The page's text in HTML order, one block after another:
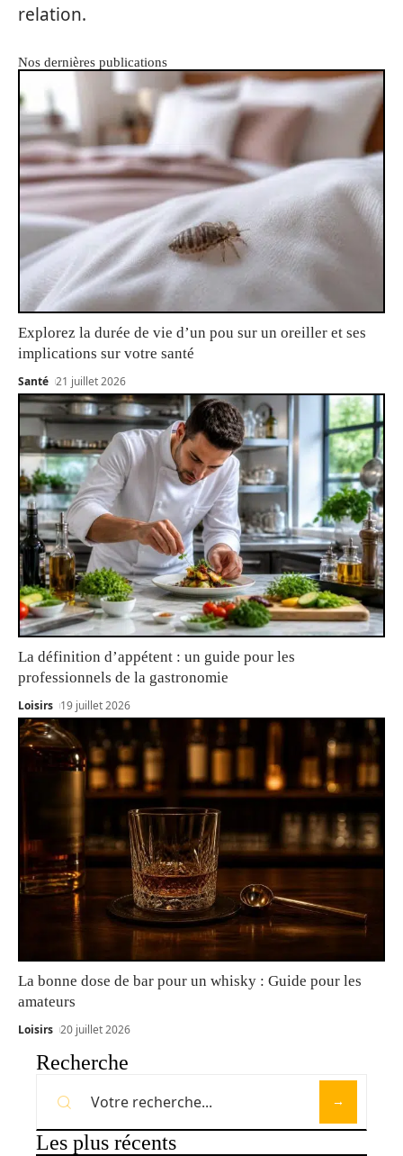
relation.
Nos dernières publications
Explorez la durée de vie d’un pou sur un oreiller et ses
implications sur votre santé
Santé 21 juillet 2026
La définition d’appétent : un guide pour les
professionnels de la gastronomie
Loisirs 19 juillet 2026
La bonne dose de bar pour un whisky : Guide pour les
amateurs
Loisirs 20 juillet 2026
Recherche
Les plus récents